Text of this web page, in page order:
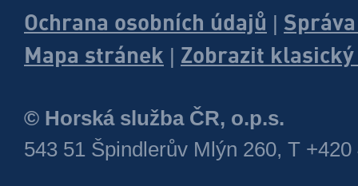
Ochrana osobních údajů
Mapa stránek
Zobrazit
© Horská služba ČR, o.p.s.
543 51 Špindlerův Mlýn 260, T +420